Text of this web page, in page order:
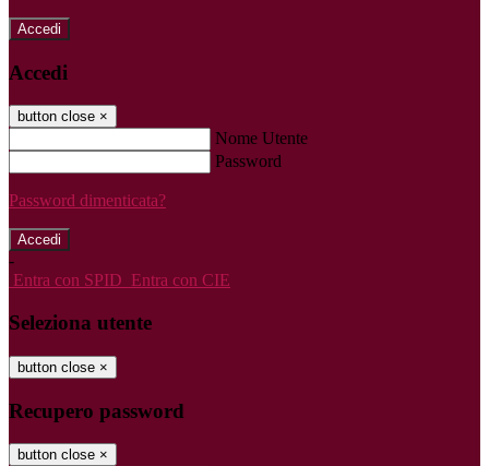
Accedi
Accedi
button close ×
Nome Utente
Password
Password dimenticata?
-
Entra con SPID Entra con CIE
Seleziona utente
button close ×
Recupero password
button close ×